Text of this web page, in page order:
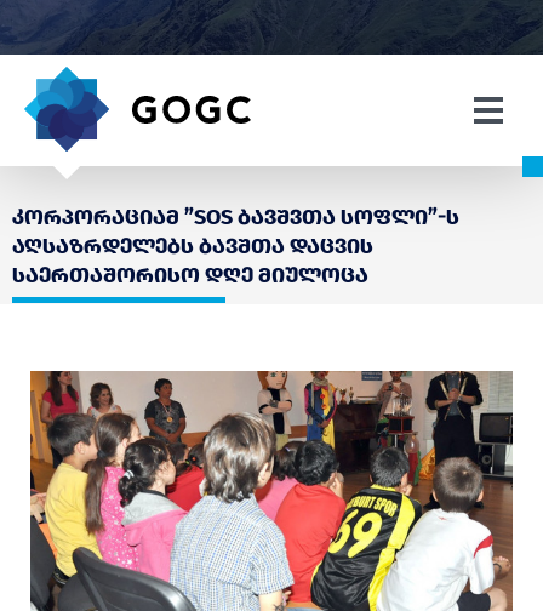
კორპორაციამ ”SOS ბავშვთა სოფლი”-ს
აღსაზრდელებს ბავშთა დაცვის
საერთაშორისო დღე მიულოცა